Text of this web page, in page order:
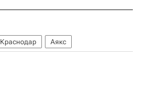
Краснодар Аякс